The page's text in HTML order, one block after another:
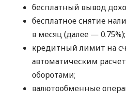
бесплатный вывод
бесплатное снятие
в месяц (далее — 0.75%);
кредитный лимит на
автоматическим
оборотами;
валютообменные